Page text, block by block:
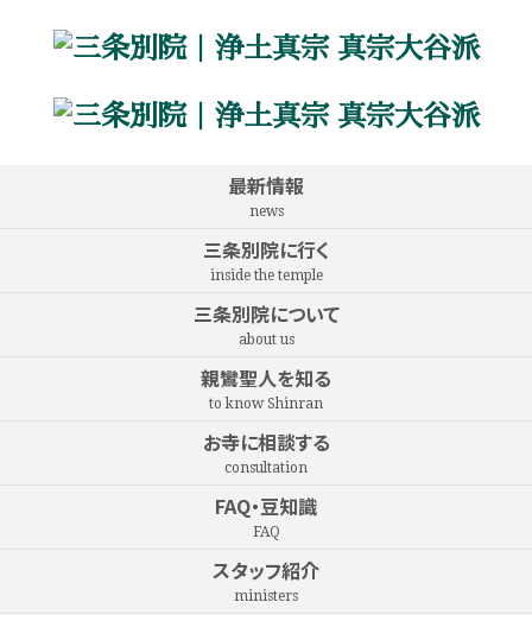
最新情報
news
三条別院に行く
inside the temple
三条別院について
about us
親鸞聖人を知る
to know Shinran
お寺に相談する
consultation
FAQ・豆知識
FAQ
スタッフ紹介
ministers